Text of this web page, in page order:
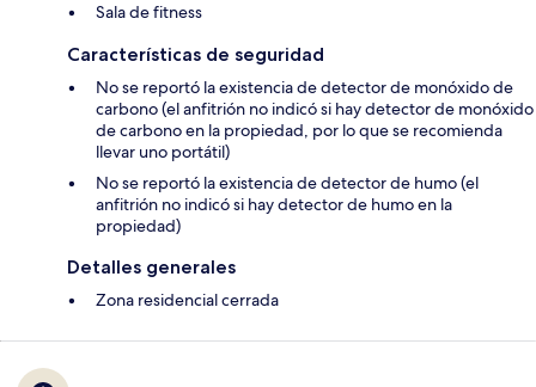
Sala de fitness
Características de seguridad
No se reportó la existencia de detector de monóxido de
carbono (el anfitrión no indicó si hay detector de monóxido
de carbono en la propiedad, por lo que se recomienda
llevar uno portátil)
No se reportó la existencia de detector de humo (el
anfitrión no indicó si hay detector de humo en la
propiedad)
Detalles generales
Zona residencial cerrada